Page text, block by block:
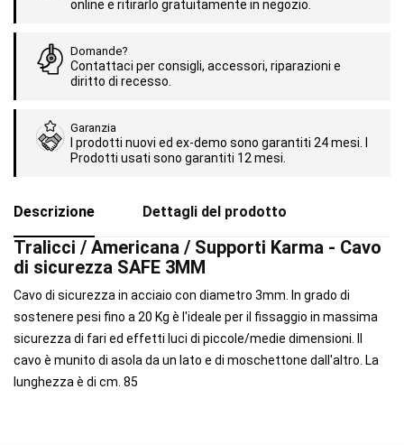
online e ritirarlo gratuitamente in negozio.
Domande?
Contattaci per consigli, accessori, riparazioni e
diritto di recesso.
Garanzia
I prodotti nuovi ed ex-demo sono garantiti 24 mesi. I
Prodotti usati sono garantiti 12 mesi.
Descrizione Dettagli del prodotto
Tralicci / Americana / Supporti Karma - Cavo
di sicurezza SAFE 3MM
Cavo di sicurezza in acciaio con diametro 3mm. In grado di
sostenere pesi fino a 20 Kg è l'ideale per il fissaggio in massima
sicurezza di fari ed effetti luci di piccole/medie dimensioni. Il
cavo è munito di asola da un lato e di moschettone dall'altro. La
lunghezza è di cm. 85